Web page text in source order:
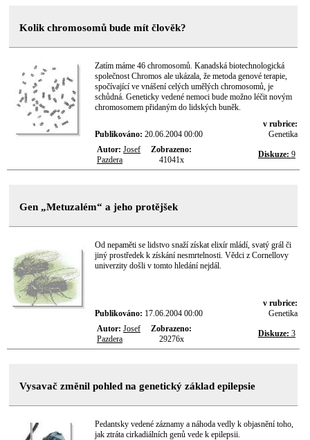
Kolik chromosomů bude mít člověk?
Zatím máme 46 chromosomů. Kanadská biotechnologická
společnost Chromos ale ukázala, že metoda genové terapie,
spočívající ve vnášení celých umělých chromosomů, je
schůdná. Geneticky vedené nemoci bude možno léčit novým
chromosomem přidaným do lidských buněk.
Publikováno: 20.06.2004 00:00
v rubrice:
Genetika
Autor: Josef
Pazdera
Zobrazeno:
41041x
Diskuze: 9
Gen „Metuzalém“ a jeho protějšek
Od nepaměti se lidstvo snaží získat elixír mládí, svatý grál či
jiný prostředek k získání nesmrtelnosti. Vědci z Cornellovy
univerzity došli v tomto hledání nejdál.
Publikováno: 17.06.2004 00:00
v rubrice:
Genetika
Autor: Josef
Pazdera
Zobrazeno:
29276x
Diskuze: 3
Vysavač změnil pohled na genetický základ epilepsie
Pedantsky vedené záznamy a náhoda vedly k objasnění toho,
jak ztráta cirkadiálních genů vede k epilepsii.